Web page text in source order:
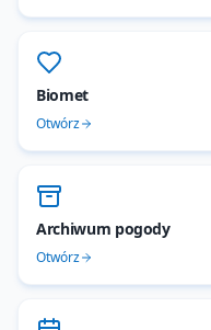
Biomet
Otwórz
Archiwum pogody
Otwórz